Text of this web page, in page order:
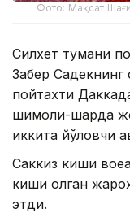
Фото: Мақсат
Силхет тумани
Забер Садекнинг
пойтахти
шимоли-шарқда
иккита йўловчи
Саккиз киши
киши олган
этди.